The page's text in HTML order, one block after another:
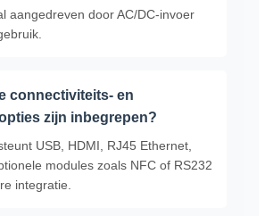
aangedreven door AC/DC-invoer
connectiviteits- en
zijn inbegrepen?
USB, HDMI, RJ45 Ethernet,
modules zoals NFC of RS232
integratie.